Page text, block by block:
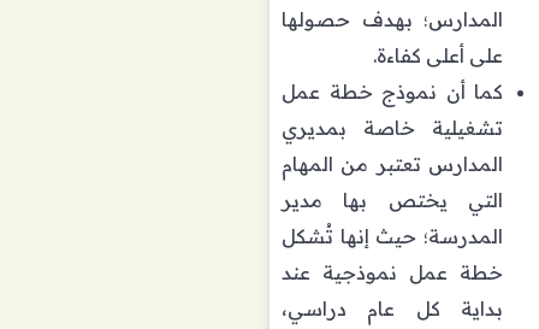
المدارس؛ بهدف حصولها
على أعلى كفاءة.
كما أن نموذج خطة عمل
تشغيلية خاصة بمديري
المدارس تعتبر من المهام
التي يختص بها مدير
المدرسة؛ حيث إنها تُشكل
خطة عمل نموذجية عند
بداية كل عام دراسي،